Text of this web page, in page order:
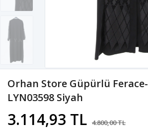
Orhan Store Güpürlü Ferace-
LYN03598 Siyah
3.114,93 TL 4.800,00 TL